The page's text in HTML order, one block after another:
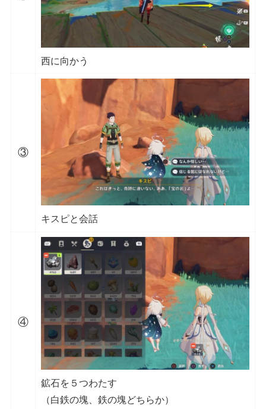
西に向かう
③
キスピと会話
④
鉱石を５つわたす
（白鉄の塊、鉄の塊どちらか）